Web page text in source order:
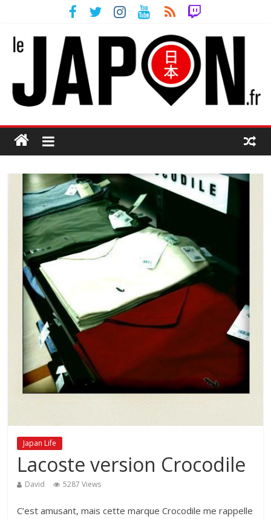
Japan Life
Lacoste version Crocodile
David 5287 Views
C’est amusant, mais cette marque Crocodile me rappelle